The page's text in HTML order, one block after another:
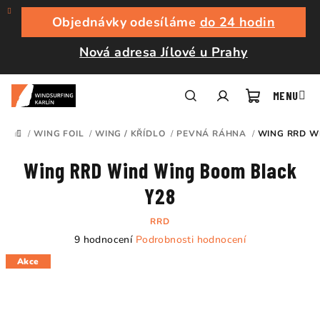
Přejít
obsah
Objednávky odesíláme do 24 hodin
Nová adresa Jílové u Prahy
košík
DOMŮ
/ WING FOIL / WING / KŘÍDLO / PEVNÁ RÁHNA / WING RRD
Wing RRD Wind Wing Boom Black
Y28
RRD
Průměrné
9 hodnocení Podrobnosti hodnocení
Akce